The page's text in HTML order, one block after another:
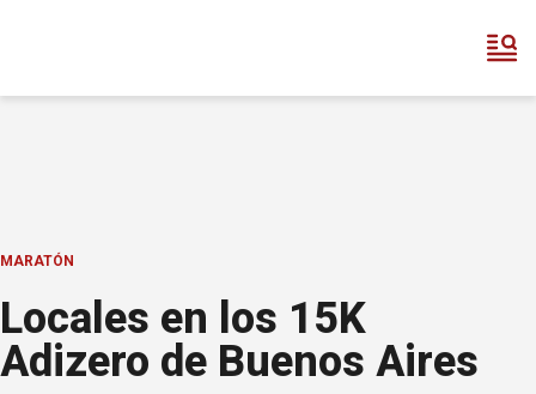
MARATÓN
Locales en los 15K
Adizero de Buenos Aires